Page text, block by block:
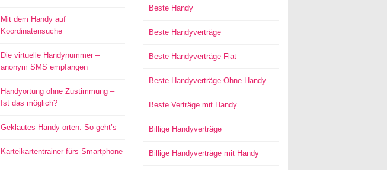
Mit dem Handy auf
Koordinatensuche
Die virtuelle Handynummer –
anonym SMS empfangen
Handyortung ohne Zustimmung –
Ist das möglich?
Geklautes Handy orten: So geht’s
Karteikartentrainer fürs Smartphone
Beste Handy
Beste Handyverträge
Beste Handyverträge Flat
Beste Handyverträge Ohne Handy
Beste Verträge mit Handy
Billige Handyverträge
Billige Handyverträge mit Handy